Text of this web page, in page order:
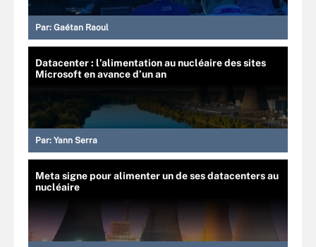
Par: Gaétan Raoul
Datacenter : l’alimentation au nucléaire des sites
Microsoft en avance d’un an
Par: Yann Serra
Meta signe pour alimenter un de ses datacenters au
nucléaire